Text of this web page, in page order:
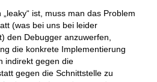
ist, muss man das Problem
(was bei uns bei leider
den Debugger anzuwerfen,
die konkrete Implementierung
indirekt gegen die
gegen die Schnittstelle zu